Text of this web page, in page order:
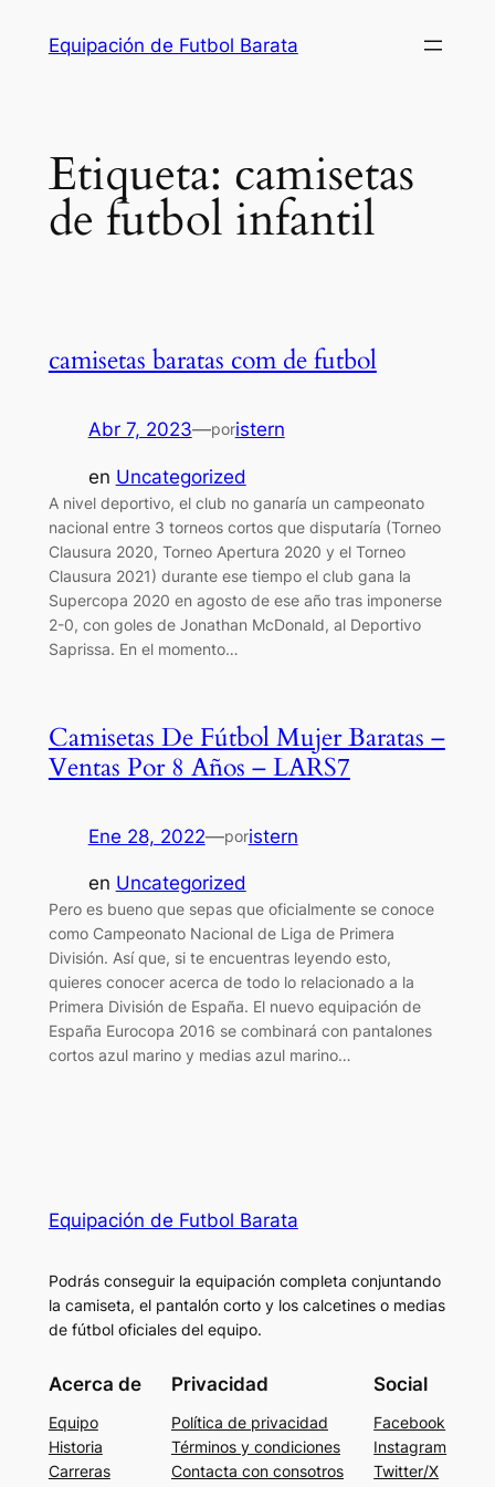
Equipación de Futbol Barata
Etiqueta: camisetas
de futbol infantil
camisetas baratas com de futbol
Abr 7, 2023—poristern
en Uncategorized
A nivel deportivo, el club no ganaría un campeonato
nacional entre 3 torneos cortos que disputaría (Torneo
Clausura 2020, Torneo Apertura 2020 y el Torneo
Clausura 2021) durante ese tiempo el club gana la
Supercopa 2020 en agosto de ese año tras imponerse
2-0, con goles de Jonathan McDonald, al Deportivo
Saprissa. En el momento…
Camisetas De Fútbol Mujer Baratas –
Ventas Por 8 Años – LARS7
Ene 28, 2022—poristern
en Uncategorized
Pero es bueno que sepas que oficialmente se conoce
como Campeonato Nacional de Liga de Primera
División. Así que, si te encuentras leyendo esto,
quieres conocer acerca de todo lo relacionado a la
Primera División de España. El nuevo equipación de
España Eurocopa 2016 se combinará con pantalones
cortos azul marino y medias azul marino…
Equipación de Futbol Barata
Podrás conseguir la equipación completa conjuntando
la camiseta, el pantalón corto y los calcetines o medias
de fútbol oficiales del equipo.
Acerca de
Equipo
Historia
Carreras
Privacidad
Política de privacidad
Términos y condiciones
Contacta con consotros
Social
Facebook
Instagram
Twitter/X